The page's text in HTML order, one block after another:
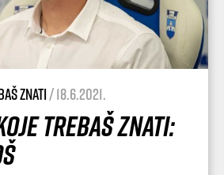
znati/ 18.6.2021.
trebaš znati: